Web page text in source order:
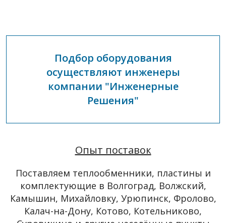
Подбор оборудования
осуществляют инженеры
компании "Инженерные
Решения"
Опыт поставок
Поставляем теплообменники, пластины и
комплектующие в Волгоград, Волжский,
Камышин, Михайловку, Урюпинск, Фролово,
Калач-на-Дону, Котово, Котельниково,